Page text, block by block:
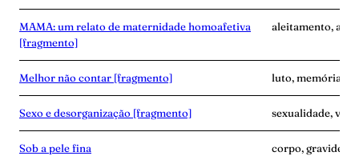
MAMA: um relato de maternidade homoafetiva
[fragmento]
aleitamento,
Melhor não contar [fragmento] luto, memória,
Sexo e desorganização [fragmento] sexualidade,
Sob a pele fina corpo, gravidez,